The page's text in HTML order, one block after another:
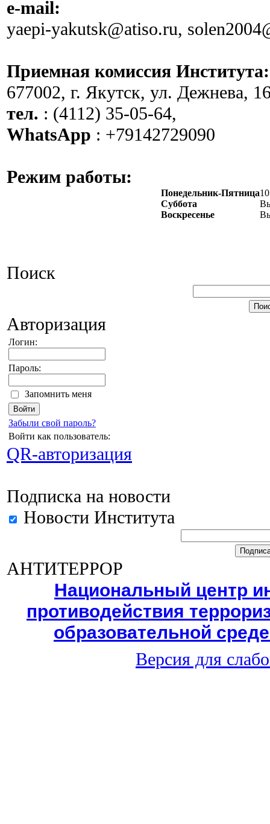
e-mail:
yaepi-yakutsk@atiso.ru,
Приемная комиссия Института:
677002, г. Якутск, ул. Дежнева,
тел. : (4112) 35-05-64,
WhatsApp : +79142729090
Режим работы:
Понедельник-Пятница
Суббота
Воскресенье
Поиск
Авторизация
Логин:
Пароль:
Запомнить меня
Забыли свой пароль?
Войти как пользователь:
QR-авторизация
Подписка на новости
Новости Института
АНТИТЕРРОР
Национальный центр
противодействия
образовательной
Версия для